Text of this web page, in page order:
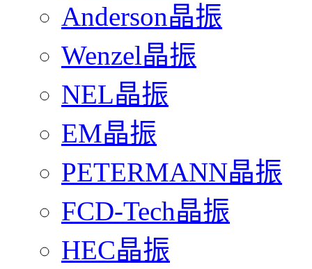
Anderson晶振
Wenzel晶振
NEL晶振
EM晶振
PETERMANN晶振
FCD-Tech晶振
HEC晶振